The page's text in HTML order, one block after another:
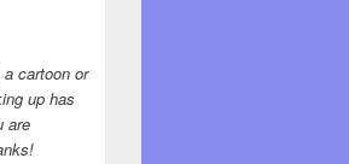
cartoon or
up has
are